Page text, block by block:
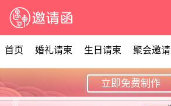
首页 婚礼请柬 生日请柬 聚会邀请
立即免费制作